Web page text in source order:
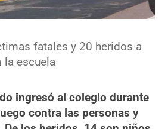
fatales y 20 heridos a
la escuela
ingresó al colegio durante
contra las personas y